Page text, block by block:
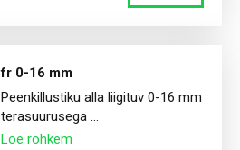
fr 0-16 mm
Peenkillustiku alla liigituv 0-16 mm
terasuurusega ...
Loe rohkem